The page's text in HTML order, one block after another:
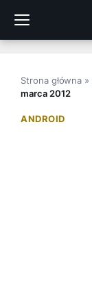
treści
Strona główna »
marca 2012
ANDROID